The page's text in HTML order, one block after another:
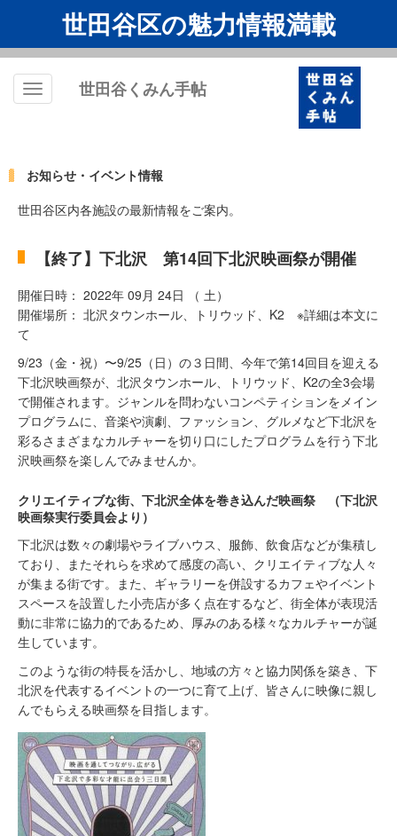
世田谷区の魅力情報満載
Toggle
世田谷くみん手帖
お知らせ・イベント情報
世田谷区内各施設の最新情報をご案内。
【終了】下北沢 第14回下北沢映画祭が開催
開催日時： 2022年 09月 24日 （ 土）
開催場所： 北沢タウンホール、トリウッド、K2 ※詳細は本文に
て
9/23（⾦・祝）〜9/25（⽇）の３⽇間、今年で第14回⽬を迎える
下北沢映画祭が、北沢タウンホール、トリウッド、K2の全3会場
で開催されます。ジャンルを問わないコンペティションをメイン
プログラムに、⾳楽や演劇、ファッション、グルメなど下北沢を
彩るさまざまなカルチャーを切り⼝にしたプログラムを⾏う下北
沢映画祭を楽しんでみませんか。
クリエイティブな街、下北沢全体を巻き込んだ映画祭 （下北沢
映画祭実行委員会より）
下北沢は数々の劇場やライブハウス、服飾、飲食店などが集積し
ており、またそれらを求めて感度の高い、クリエイティブな人々
が集まる街です。また、ギャラリーを併設するカフェやイベント
スペースを設置した小売店が多く点在するなど、街全体が表現活
動に非常に協力的であるため、厚みのある様々なカルチャーが誕
生しています。
このような街の特長を活かし、地域の方々と協力関係を築き、下
北沢を代表するイベントの一つに育て上げ、皆さんに映像に親し
んでもらえる映画祭を目指します。